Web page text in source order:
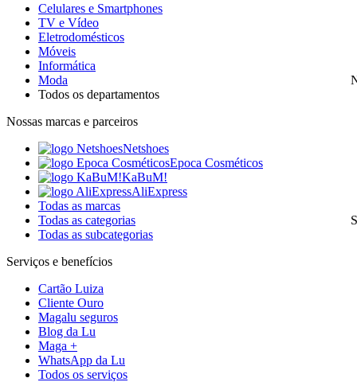
Celulares e Smartphones
TV e Vídeo
Eletrodomésticos
Móveis
Informática
Moda
Todos os departamentos
Nossas marcas e parceiros
Netshoes
Epoca Cosméticos
KaBuM!
AliExpress
Todas as marcas
Todas as categorias
Todas as subcategorias
Serviços e benefícios
Cartão Luiza
Cliente Ouro
Magalu seguros
Blog da Lu
Maga +
WhatsApp da Lu
Todos os serviços